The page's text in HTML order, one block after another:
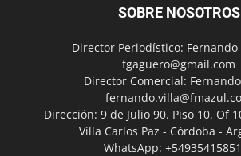
SOBRE NOSOTROS
Director Periodístico: Fernando
fgaguero@gmail.com
Director Comercial:
Dirección: 9 de Julio 90. Piso 10. Of
Villa Carlos Paz - Córdoba -
WhatsApp: